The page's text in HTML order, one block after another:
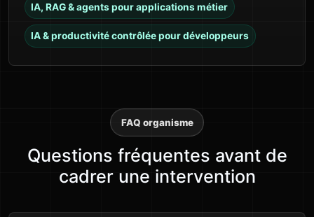
IA, RAG & agents pour applications métier
IA & productivité contrôlée pour développeurs
FAQ organisme
Questions fréquentes avant de
cadrer une intervention